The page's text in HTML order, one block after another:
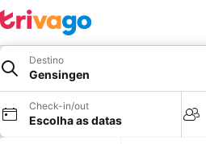
Destino
Gensingen
Check-in/out
Escolha as datas